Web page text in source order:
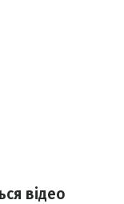
відео